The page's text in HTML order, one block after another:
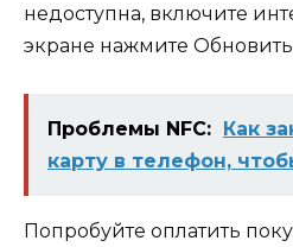
недоступна, включите
экране нажмите
Проблемы NFC: Как
карту в телефон,
Попробуйте оплатить